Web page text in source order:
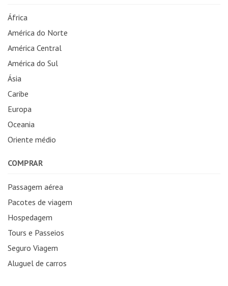
África
América do Norte
América Central
América do Sul
Ásia
Caribe
Europa
Oceania
Oriente médio
COMPRAR
Passagem aérea
Pacotes de viagem
Hospedagem
Tours e Passeios
Seguro Viagem
Aluguel de carros